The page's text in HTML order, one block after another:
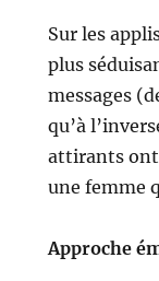
Sur les
plus
messages
qu’à
attirants ont
une femme
Approche